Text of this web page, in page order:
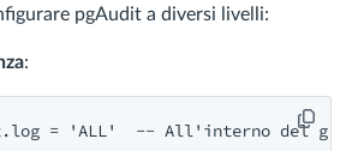
pgAudit a diversi livelli:
:
log = 'ALL'